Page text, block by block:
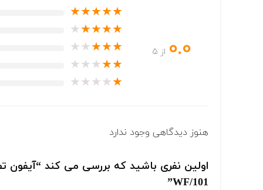
0.0 از 5
★
★
★
★
★
★
★
★
★
★
★
★
★
★
★
★
★
★
★
★
★
★
★
★
★
هنوز دیدگاهی وجود ندارد
WF/101”